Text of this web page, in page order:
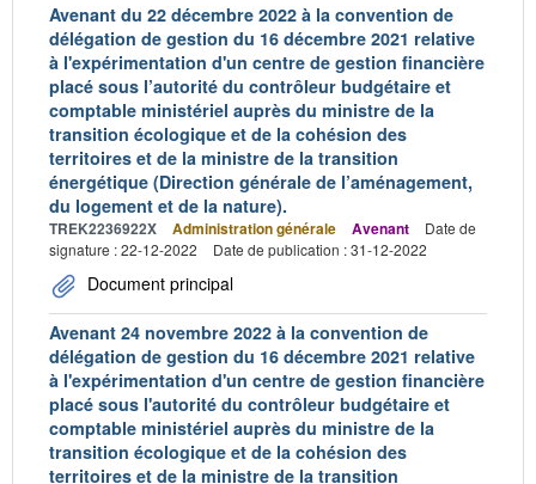
Avenant du 22 décembre 2022 à la convention de
délégation de gestion du 16 décembre 2021 relative
à l'expérimentation d'un centre de gestion financière
placé sous l’autorité du contrôleur budgétaire et
comptable ministériel auprès du ministre de la
transition écologique et de la cohésion des
territoires et de la ministre de la transition
énergétique (Direction générale de l’aménagement,
du logement et de la nature).
TREK2236922X Administration générale Avenant
Date de
signature : 22-12-2022
Date de publication : 31-12-2022
Document principal
Avenant 24 novembre 2022 à la convention de
délégation de gestion du 16 décembre 2021 relative
à l'expérimentation d'un centre de gestion financière
placé sous l'autorité du contrôleur budgétaire et
comptable ministériel auprès du ministre de la
transition écologique et de la cohésion des
territoires et de la ministre de la transition